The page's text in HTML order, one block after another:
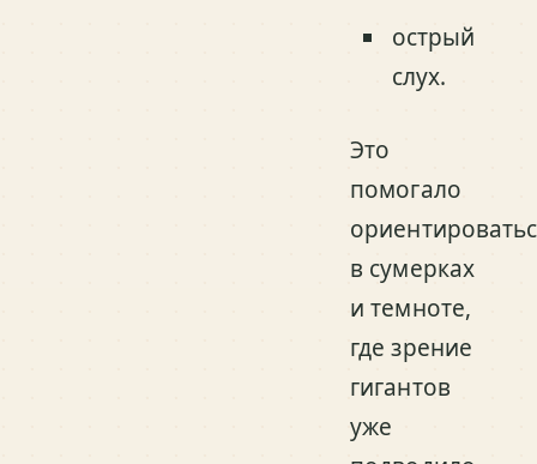
острый
слух.
Это
помогало
в сумерках
и темноте,
где зрение
гигантов
уже